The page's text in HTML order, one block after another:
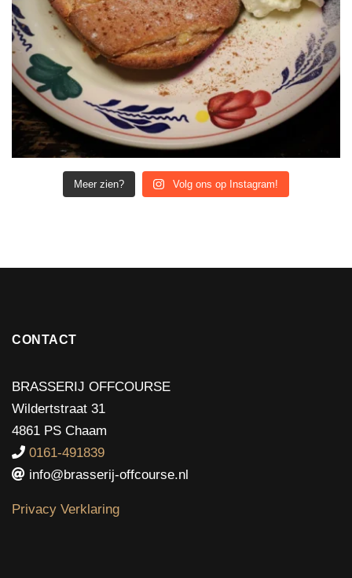
Meer zien? Volg ons op Instagram!
CONTACT
BRASSERIJ OFFCOURSE
Wildertstraat 31
4861 PS Chaam
0161-491839
info@brasserij-offcourse.nl
Privacy Verklaring